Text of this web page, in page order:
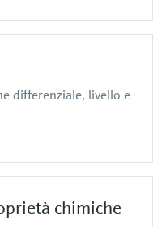
differenziale, livello e
chimiche